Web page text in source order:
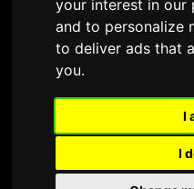
your interest in our
and to personalize
to deliver ads that
you.
I
I
dramats
'morning star'
AvSam
Den Tokyo-baserte